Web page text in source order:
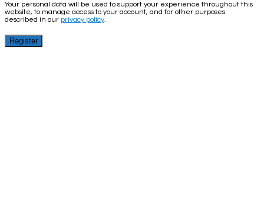
Your personal data will be used to support your experience throughout this
website, to manage access to your account, and for other purposes
described in our privacy policy.
Register